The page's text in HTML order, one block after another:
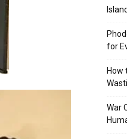
for
How
War